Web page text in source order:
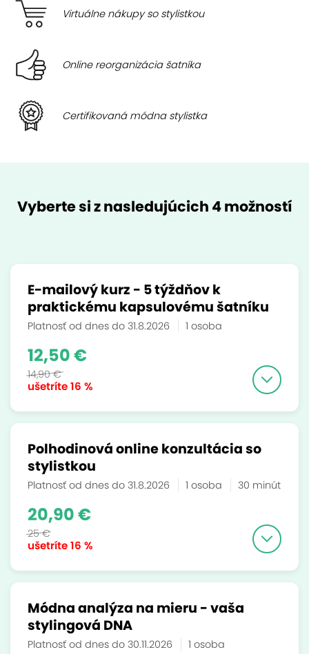
Virtuálne nákupy so stylistkou
Online reorganizácia šatníka
Certifikovaná módna stylistka
Vyberte si z nasledujúcich 4 možností
E-mailový kurz - 5 týždňov k
praktickému kapsulovému šatníku
Platnosť od dnes do 31.8.2026 1 osoba
ušetríte16 %
12,50 €
14,90 €
Polhodinová online konzultácia so
stylistkou
Platnosť od dnes do 31.8.2026 1 osoba 30 minút
ušetríte16 %
20,90 €
25 €
Módna analýza na mieru - vaša
stylingová DNA
Platnosť od dnes do 30.11.2026 1 osoba